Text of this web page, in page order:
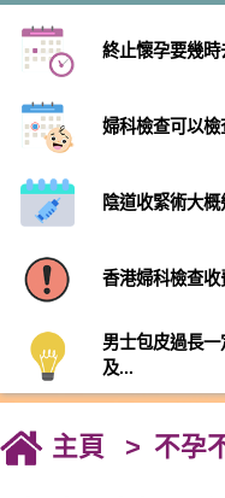
終止懷孕要幾
婦科檢查可以
陰道收緊術大
香港婦科檢查
男士包皮過長
及...
主頁 不孕